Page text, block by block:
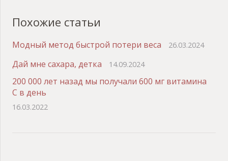
Похожие статьи
Модный метод быстрой потери веса 26.03.2024
Дай мне сахара, детка 14.09.2024
200 000 лет назад мы получали 600 мг витамина
С в день
16.03.2022